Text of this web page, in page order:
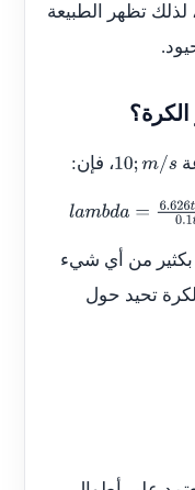
تظهر الطبيعة
10;m/s ، فإن:
lambda=6.626ti
34
من أي شيء
تحيد حول